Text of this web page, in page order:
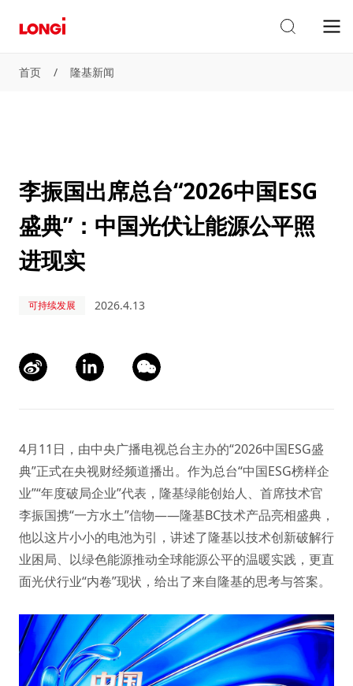
首页 / 隆基新闻
李振国出席总台“2026中国ESG
盛典”：中国光伏让能源公平照
进现实
可持续发展 2026.4.13
4月11日，由中央广播电视总台主办的“2026中国ESG盛
典”正式在央视财经频道播出。作为总台“中国ESG榜样企
业”“年度破局企业”代表，隆基绿能创始人、首席技术官
李振国携“一方水土”信物——隆基BC技术产品亮相盛典，
他以这片小小的电池为引，讲述了隆基以技术创新破解行
业困局、以绿色能源推动全球能源公平的温暖实践，更直
面光伏行业“内卷”现状，给出了来自隆基的思考与答案。